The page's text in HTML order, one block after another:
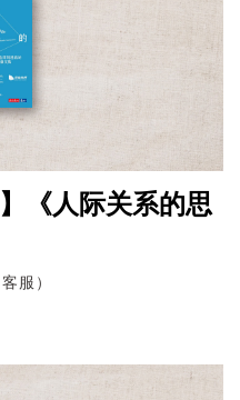
《人际关系的思
服）